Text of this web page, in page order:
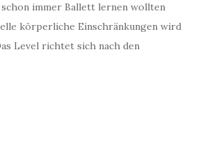
immer Ballett lernen wollten
körperliche Einschränkungen wird
Level richtet sich nach den